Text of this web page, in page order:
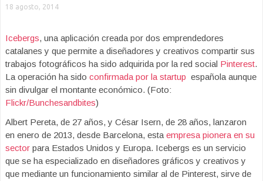
18 agosto, 2014
Icebergs, una aplicación creada por dos emprendedores
catalanes y que permite a diseñadores y creativos compartir sus
trabajos fotográficos ha sido adquirida por la red social Pinterest.
La operación ha sido confirmada por la startup española aunque
sin divulgar el montante económico. (Foto:
Flickr/Bunchesandbites)
Albert Pereta, de 27 años, y César Isern, de 28 años, lanzaron
en enero de 2013, desde Barcelona, esta empresa pionera en su
sector para Estados Unidos y Europa. Icebergs es un servicio
que se ha especializado en diseñadores gráficos y creativos y
que mediante un funcionamiento similar al de Pinterest, sirve de